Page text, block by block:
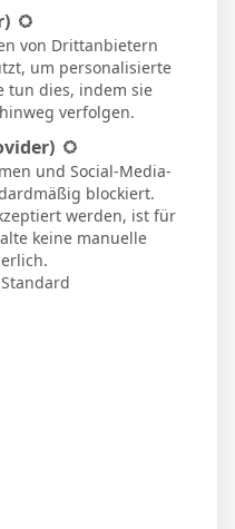
Januar 2026 19:25
von Drittanbietern
um personalisierte
tun dies, indem sie
verfolgen.
und Social-Media-
blockiert.
werden, ist für
keine manuelle